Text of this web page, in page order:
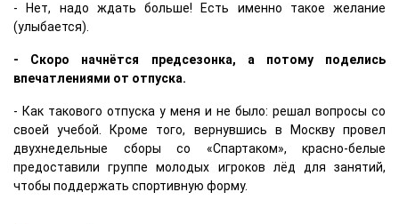
- Нет, надо ждать больше! Есть именно такое желание
(улыбается).
- Скоро начнётся предсезонка, а потому поделись
впечатлениями от отпуска.
- Как такового отпуска у меня и не было: решал вопросы со
своей учебой. Кроме того, вернувшись в Москву провел
двухнедельные сборы со «Спартаком», красно-белые
предоставили группе молодых игроков лёд для занятий,
чтобы поддержать спортивную форму.